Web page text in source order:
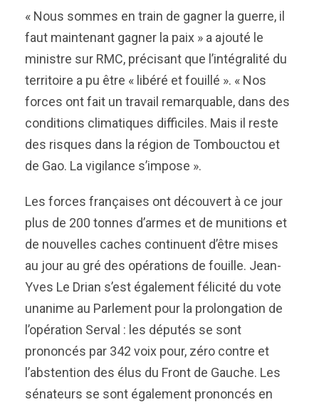
« Nous sommes en train de gagner la guerre, il
faut maintenant gagner la paix » a ajouté le
ministre sur RMC, précisant que l’intégralité du
territoire a pu être « libéré et fouillé ». « Nos
forces ont fait un travail remarquable, dans des
conditions climatiques difficiles. Mais il reste
des risques dans la région de Tombouctou et
de Gao. La vigilance s’impose ».
Les forces françaises ont découvert à ce jour
plus de 200 tonnes d’armes et de munitions et
de nouvelles caches continuent d’être mises
au jour au gré des opérations de fouille. Jean-
Yves Le Drian s’est également félicité du vote
unanime au Parlement pour la prolongation de
l’opération Serval : les députés se sont
prononcés par 342 voix pour, zéro contre et
l’abstention des élus du Front de Gauche. Les
sénateurs se sont également prononcés en